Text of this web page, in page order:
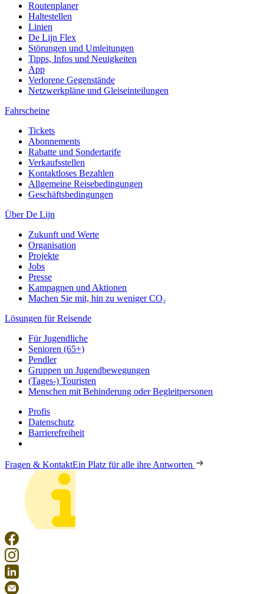
Routenplaner
Haltestellen
Linien
De Lijn Flex
Störungen und Umleitungen
Tipps, Infos und Neuigkeiten
App
Verlorene Gegenstände
Netzwerkpläne und Gleiseinteilungen
Fahrscheine
Tickets
Abonnements
Rabatte und Sondertarife
Verkaufsstellen
Kontaktloses Bezahlen
Allgemeine Reisebedingungen
Geschäftsbedingungen
Über De Lijn
Zukunft und Werte
Organisation
Projekte
Jobs
Presse
Kampagnen und Aktionen
Machen Sie mit, hin zu weniger CO₂
Lösungen für Reisende
Für Jugendliche
Senioren (65+)
Pendler
Gruppen un Jugendbewegungen
(Tages-) Touristen
Menschen mit Behinderung oder Begleitpersonen
Profis
Datenschutz
Barrierefreiheit
Fragen & KontaktEin Platz für alle ihre Antworten